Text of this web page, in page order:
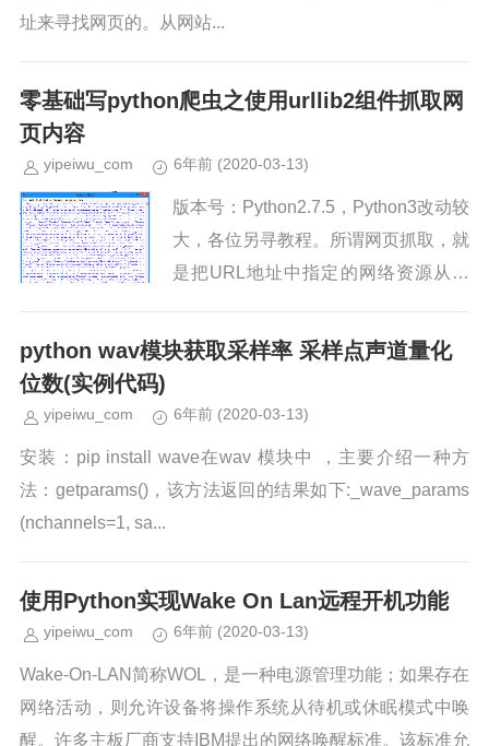
址来寻找网页的。从网站...
零基础写python爬虫之使用urllib2组件抓取网
页内容
yipeiwu_com 6年前 (2020-03-13)
版本号：Python2.7.5，Python3改动较
大，各位另寻教程。所谓网页抓取，就
是把URL地址中指定的网络资源从网
于使用程序模拟IE浏览器...
python wav模块获取采样率 采样点声道量化
位数(实例代码)
yipeiwu_com 6年前 (2020-03-13)
安装：pip install wave在wav 模块中 ，主要介绍一种方
法：getparams()，该方法返回的结果如下:_wave_params
(nchannels=1, sa...
使用Python实现Wake On Lan远程开机功能
yipeiwu_com 6年前 (2020-03-13)
Wake-On-LAN简称WOL，是一种电源管理功能；如果存在
网络活动，则允许设备将操作系统从待机或休眠模式中唤
醒。许多主板厂商支持IBM提出的网络唤醒标准。该标准允